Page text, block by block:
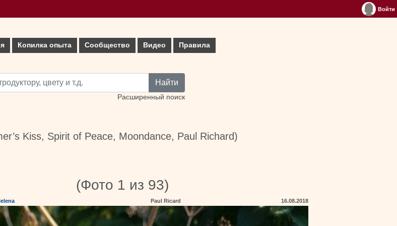
Войти
Копилка опыта Сообщество Видео Правила
Найти
Расширенный поиск
Kiss, Spirit of Peace, Moondance, Paul Richard)
(Фото 1 из 93)
Paul Ricard 16.08.2018